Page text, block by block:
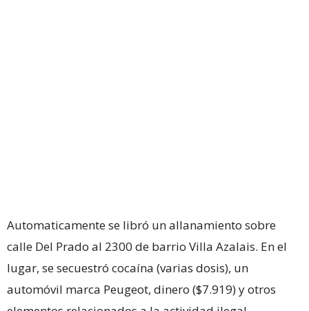
Automaticamente se libró un allanamiento sobre
calle Del Prado al 2300 de barrio Villa Azalais. En el
lugar, se secuestró cocaína (varias dosis), un
automóvil marca Peugeot, dinero ($7.919) y otros